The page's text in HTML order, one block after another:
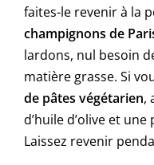
faites-le revenir à la
champignons de
lardons, nul besoin
matière grasse. Si
de pâtes végétarien,
d’huile d’olive et
Laissez revenir